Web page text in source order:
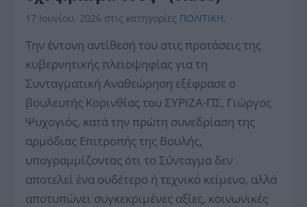
17 Ιουνίου, 2026 στις κατηγορίες ΠΟΛΙΤΙΚΗ,
Την έντονη αντίθεσή του στις προτάσεις της
κυβερνητικής πλειοψηφίας για τη
Συνταγματική Αναθεώρηση εξέφρασε ο
βουλευτής Κορινθίας του ΣΥΡΙΖΑ-ΠΣ, Γιώργος
Ψυχογιός, κατά την πρώτη συνεδρίαση της
αρμόδιας Επιτροπής της Βουλής,
υπογραμμίζοντας ότι το Σύνταγμα δεν
αποτελεί ένα ουδέτερο ή τεχνικό κείμενο, αλλά
αποτυπώνει συγκεκριμένες αξίες, κοινωνικές